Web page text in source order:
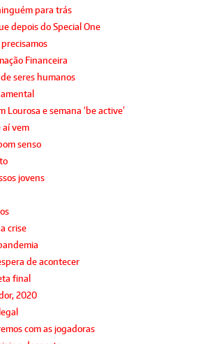
para trás
depois do Special One
Financeira
seres humanos
Lourosa e semana ‘be active’
aí vem
senso
jovens
crise
de acontecer
final
2020
com as jogadoras